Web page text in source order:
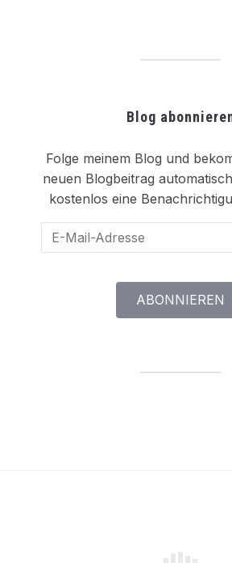
Blog
Folge meinem Blog und
neuen Blogbeitrag
kostenlos eine
Mail-
ABONNIEREN